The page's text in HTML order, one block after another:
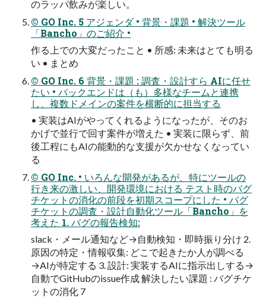
のラッパ飲みが楽しい。
© GO Inc. 5 アジェンダ • 背景・課題 • 解決ツール
「Bancho」のご紹介 •
作る上での大変だったこと • 所感: 未来はとても明る
い • まとめ
© GO Inc. 6 背景・課題 : 調査・設計すら AIに任せ
たい • バックエンドは（も）多様なチームと連携
し、複数ドメインの案件を横断的に担当する
• 実装はAIがやってくれるようになったが、そのお
かげで並行で回す案件が増えた • 実装に限らず、前
後工程にもAIの能動的な支援が欠かせなくなってい
る
© GO Inc. • いろんな開発があるが、特にツールの
行き来の激しい、開発環境における テスト時のバグ
チケットの消化の前段を初期スコープにした • バグ
チケットの調査・設計自動化ツール「Bancho」を
考えた 1. バグの報告検知:
slack・メール通知など→自動検知・即時振り分け 2.
原因の特定・情報収集: どこで起きたか人が調べる
→AIが特定する 3. 設計: 実装するAIに指示出しする→
自動でGitHubのissue作成 解決したい課題 : バグチケ
ットの消化 7